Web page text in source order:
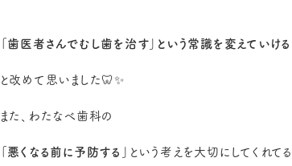
「歯医者さんでむし歯を治す」という常識を変えていける
と改めて思いました🦷✨
また、 わたなべ歯科の
「悪くなる前に予防する」 という考えを大切にしてくれ